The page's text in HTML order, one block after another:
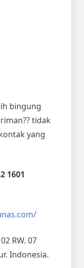
bingung
tidak
yang
1601
RW. 07
Indonesia.